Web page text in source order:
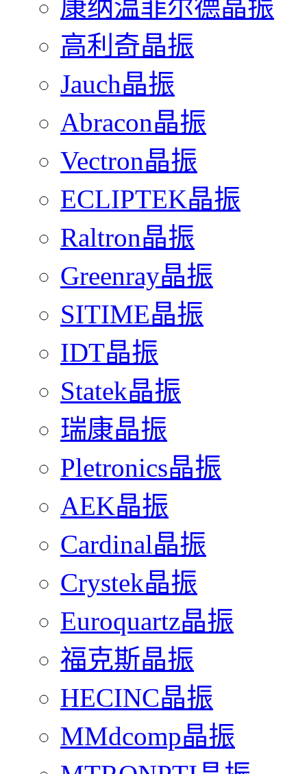
康纳温菲尔德晶振
高利奇晶振
Jauch晶振
Abracon晶振
Vectron晶振
ECLIPTEK晶振
Raltron晶振
Greenray晶振
SITIME晶振
IDT晶振
Statek晶振
瑞康晶振
Pletronics晶振
AEK晶振
Cardinal晶振
Crystek晶振
Euroquartz晶振
福克斯晶振
HECINC晶振
MMdcomp晶振